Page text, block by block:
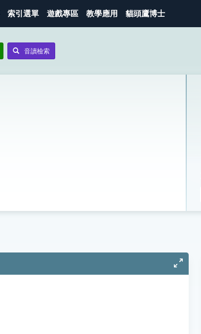
索引選單 遊戲專區 教學應用 貓頭鷹博士
音讀檢索